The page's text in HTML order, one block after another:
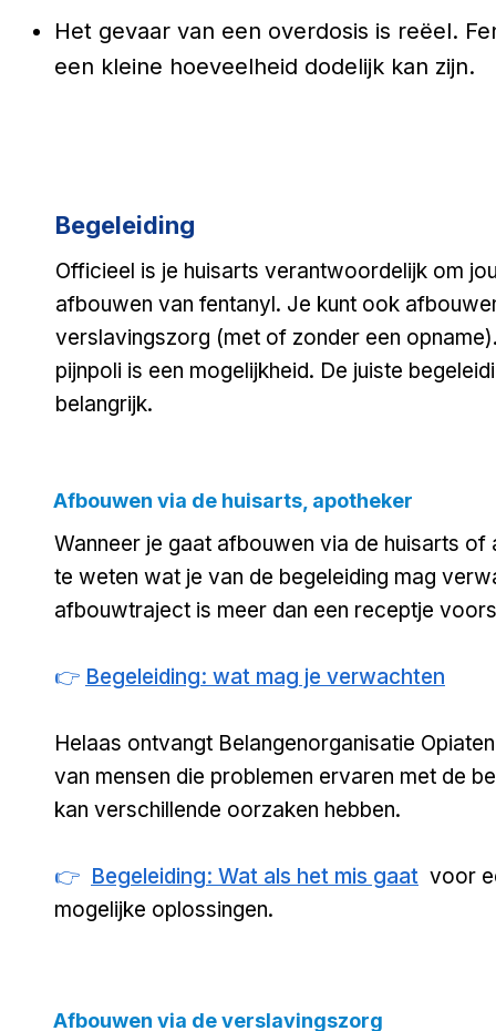
Het gevaar van een overdosis is reëel.
een kleine hoeveelheid dodelijk kan zijn.
Officieel is je huisarts verantwoordelijk om
afbouwen van fentanyl. Je kunt ook
verslavingszorg (met of zonder een
pijnpoli is een mogelijkheid. De juiste
belangrijk.
Begeleiding
Afbouwen via de huisarts, apotheker
Wanneer je gaat afbouwen via de huisarts
te weten wat je van de begeleiding mag
afbouwtraject is meer dan een receptje
👉 Begeleiding: wat mag je verwachten
Helaas ontvangt Belangenorganisatie
van mensen die problemen ervaren met de
kan verschillende oorzaken hebben.
👉 Begeleiding: Wat als het mis gaat voor
mogelijke oplossingen.
Afbouwen via de verslavingszorg